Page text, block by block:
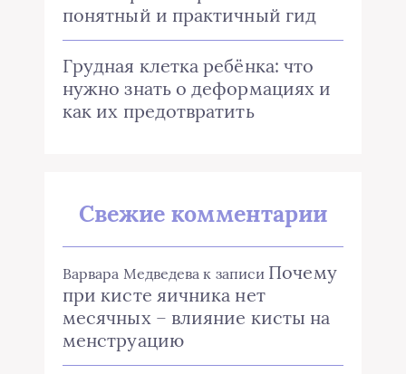
понятный и практичный гид
Грудная клетка ребёнка: что
нужно знать о деформациях и
как их предотвратить
Свежие комментарии
Варвара Медведева к записи Почему
при кисте яичника нет
месячных – влияние кисты на
менструацию